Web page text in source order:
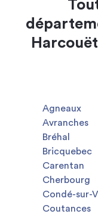
Agneaux
Avranches
Bréhal
Bricquebec
Carentan
Cherbourg
Condé-sur-
Coutances